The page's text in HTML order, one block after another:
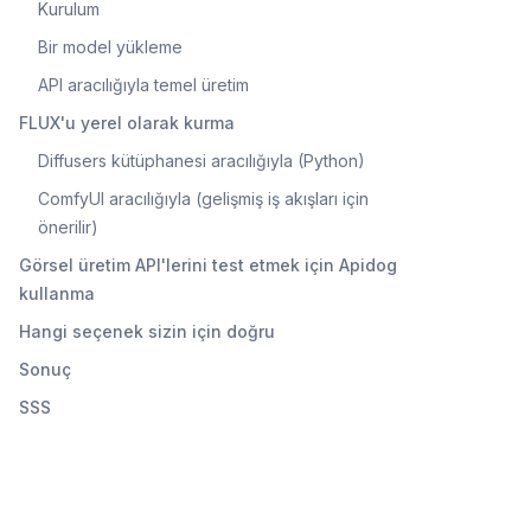
Kurulum
Bir model yükleme
API aracılığıyla temel üretim
FLUX'u yerel olarak kurma
Diffusers kütüphanesi aracılığıyla (Python)
ComfyUI aracılığıyla (gelişmiş iş akışları için
önerilir)
Görsel üretim API'lerini test etmek için Apidog
kullanma
Hangi seçenek sizin için doğru
Sonuç
SSS